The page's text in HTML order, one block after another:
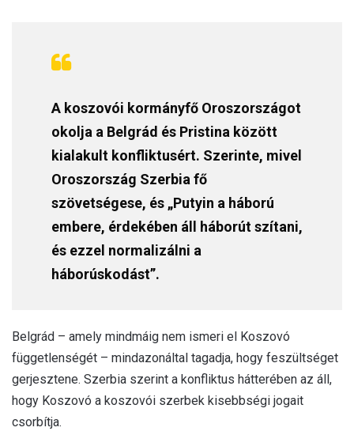
A koszovói kormányfő Oroszországot
okolja a Belgrád és Pristina között
kialakult konfliktusért. Szerinte, mivel
Oroszország Szerbia fő
szövetségese, és „Putyin a háború
embere, érdekében áll háborút szítani,
és ezzel normalizálni a
háborúskodást”.
Belgrád – amely mindmáig nem ismeri el Koszovó
függetlenségét – mindazonáltal tagadja, hogy feszültséget
gerjesztene. Szerbia szerint a konfliktus hátterében az áll,
hogy Koszovó a koszovói szerbek kisebbségi jogait
csorbítja.